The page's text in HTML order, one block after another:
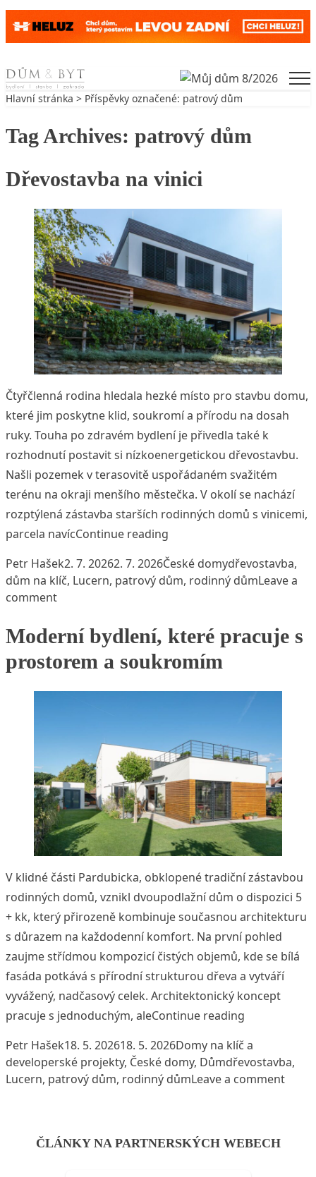
Skip to content
Hlavní stránka > Příspěvky označené: patrový dům
Tag Archives: patrový dům
Dřevostavba na vinici
Čtyřčlenná rodina hledala hezké místo pro stavbu domu,
které jim poskytne klid, soukromí a přírodu na dosah
ruky. Touha po zdravém bydlení je přivedla také k
rozhodnutí postavit si nízkoenergetickou dřevostavbu.
Našli pozemek v terasovitě uspořádaném svažitém
terénu na okraji menšího městečka. V okolí se nachází
rozptýlená zástavba starších rodinných domů s vinicemi,
parcela navícContinue reading
Posted by
Petr Hašek2. 7. 20262. 7. 2026Posted in
České domyTags:
dřevostavba,
dům na klíč, Lucern, patrový dům, rodinný důmLeave a
commenton Dřevostavba na vinici
Moderní bydlení, které pracuje s
prostorem a soukromím
V klidné části Pardubicka, obklopené tradiční zástavbou
rodinných domů, vznikl dvoupodlažní dům o dispozici 5
+ kk, který přirozeně kombinuje současnou architekturu
s důrazem na každodenní komfort. Na první pohled
zaujme střídmou kompozicí čistých objemů, kde se bílá
fasáda potkává s přírodní strukturou dřeva a vytváří
vyvážený, nadčasový celek. Architektonický koncept
pracuje s jednoduchým, aleContinue reading
Posted by
Petr Hašek18. 5. 202618. 5. 2026Posted in
Domy na klíč a
developerské projekty, České domy, DůmTags:
dřevostavba,
Lucern, patrový dům, rodinný důmLeave a commenton
ČLÁNKY NA PARTNERSKÝCH WEBECH